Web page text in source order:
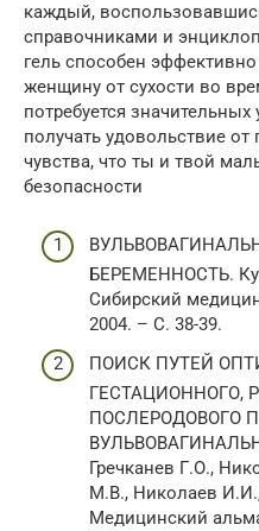
каждый,
справочниками и
гель способен
женщину от сухости во
потребуется
получать удовольствие от
чувства, что ты и твой
безопасности
БЕРЕМЕННОСТЬ.
Сибирский
2004. – С. 38-39.
ПОИСК ПУТЕЙ
ГЕСТАЦИОННОГО,
ПОСЛЕРОДОВОГО
Гречканев Г.О.,
М.В., Николаев
Медицинский